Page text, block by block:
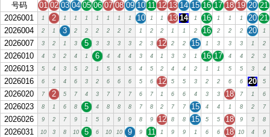
号码
01 02 03 04 05 06 07 08 09 10 11 12 13 14 15 16 17 18 19 20 21
2026001
1 2 1 1 1 1 1 1 1 10 1 1 13 14 1 16 1 1 1 20 21
2026004
2 1 3 2 2 2 2 2 2 1 2 2 1 1 2 16 2 2 2 20 1
2026007 3 2 1 3 5 3 3 3 3 2 3 12 2 2 15 1 3 3 3 1 2
2026010 4 3 2 4 1 6 4 4 4 3 4 1 3 3 1 16 17 4 4 2 3
2026013 5 4 3 5 2 1 5 5 5 4 5 2 4 4 2 1 1 5 5 3 4
2026016 6 5 4 6 3 2 6 6 6 5 6 12 5 5 3 2 2 6 6 20 5
2026020 7 2 5 7 4 3 7 7 7 6 7 1 6 6 4 3 3 18 7 1 6
2026023 8 1 6 8 5 4 8 8 8 7 8 2 7 7 15 4 4 1 8 2 7
2026026 9 2 7 9 1 5 9 9 9 8 9 12 8 8 15 5 5 18 9 3 8
2026031 10 3 8 10 5 6 10 10 9 9 11 1 9 9 1 6 6 18 10 4 9